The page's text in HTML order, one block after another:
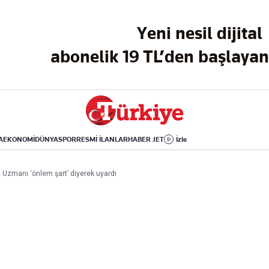
Yeni nesil dijital
abonelik 19 TL’den
EKONOMİDÜNYASPORRESMİ İLANLARHABER JET İzle
Amerika
İsrail-Gazze
Yemek
Aktüel
Sinema
Kitap
‘önlem şart’ diyerek uyardı